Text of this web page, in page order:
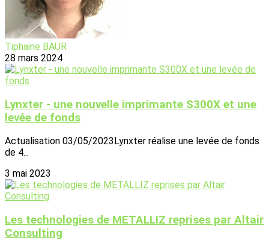
Tiphaine BAUR
28 mars 2024
Lynxter - une nouvelle imprimante S300X et une
levée de fonds
Actualisation 03/05/2023Lynxter réalise une levée de fonds
de 4...
3 mai 2023
Les technologies de METALLIZ reprises par Altair
Consulting